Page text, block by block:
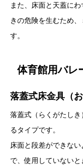
また、床面と天蓋に
きの危険を生むため
す。
体育館用バレ
落蓋式床金具（
落蓋式（らくがたし
るタイプです。
床面と段差ができな
で、使用していない